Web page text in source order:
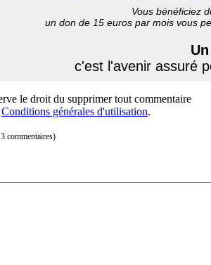
Vous bénéficiez
un don de 15 euros par mois vous
c'est l'avenir assuré
le droit du supprimer tout commentaire
Conditions générales d'utilisation.
commentaires)